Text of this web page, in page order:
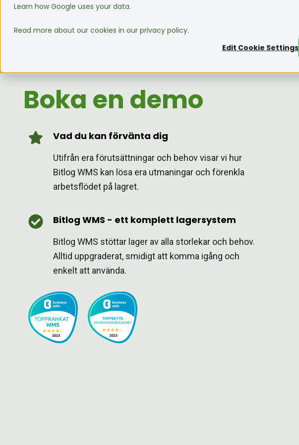
Learn how Google uses your data.
Read more about our cookies in our privacy policy.
Edit Cookie Settings
WMS-system
Boka en demo
Vad du kan förvänta dig
Utifrån era förutsättningar och behov visar vi hur
Bitlog WMS kan lösa era utmaningar och förenkla
arbetsflödet på lagret.
Bitlog WMS - ett komplett lagersystem
Bitlog WMS stöttar lager av alla storlekar och behov.
Alltid uppgraderat, smidigt att komma igång och
enkelt att använda.